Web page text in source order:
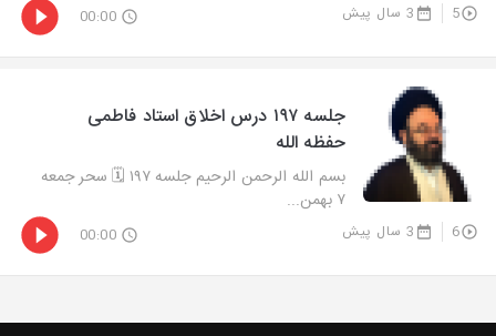
5 3 سال پیش 00:00
جلسه ۱۹۷ درس اخلاق استاد فاطمی
حفظه الله
بسم الله الرحمن الرحیم جلسه ۱۹۷ 🗓 سحر جمعه
۷ بهمن...
6 3 سال پیش 00:00